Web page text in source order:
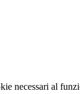
necessari al